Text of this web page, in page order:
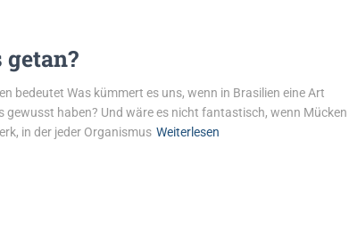
bedeutet Was kümmert es uns, wenn in Brasilien eine Art
haben? Und wäre es nicht fantastisch, wenn Mücken
in der jeder Organismus Weiterlesen